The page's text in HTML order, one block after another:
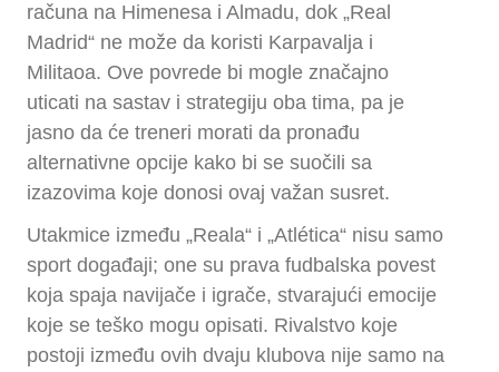
računa na Himenesa i Almadu, dok „Real
Madrid“ ne može da koristi Karpavalja i
Militaoa. Ove povrede bi mogle značajno
uticati na sastav i strategiju oba tima, pa je
jasno da će treneri morati da pronađu
alternativne opcije kako bi se suočili sa
izazovima koje donosi ovaj važan susret.
Utakmice između „Reala“ i „Atlética“ nisu samo
sport događaji; one su prava fudbalska povest
koja spaja navijače i igrače, stvarajući emocije
koje se teško mogu opisati. Rivalstvo koje
postoji između ovih dvaju klubova nije samo na